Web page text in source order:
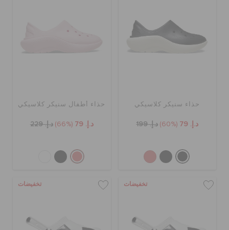
حذاء سنيكر كلاسيكي
د.إ. 79 (60%) د.إ. 199
حذاء أطفال سنيكر كلاسيكي
د.إ. 79 (66%) د.إ. 229
تخفيضات تخفيضات